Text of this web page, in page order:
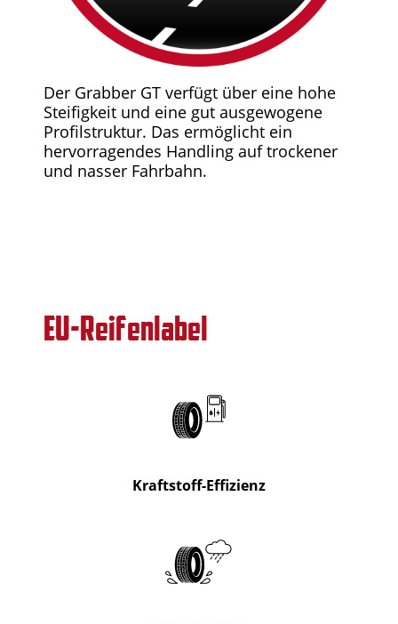
Der Grabber GT verfügt über eine hohe
Steifigkeit und eine gut ausgewogene
Profilstruktur. Das ermöglicht ein
hervorragendes Handling auf trockener
und nasser Fahrbahn.
EU-Reifenlabel
Kraftstoff-Effizienz